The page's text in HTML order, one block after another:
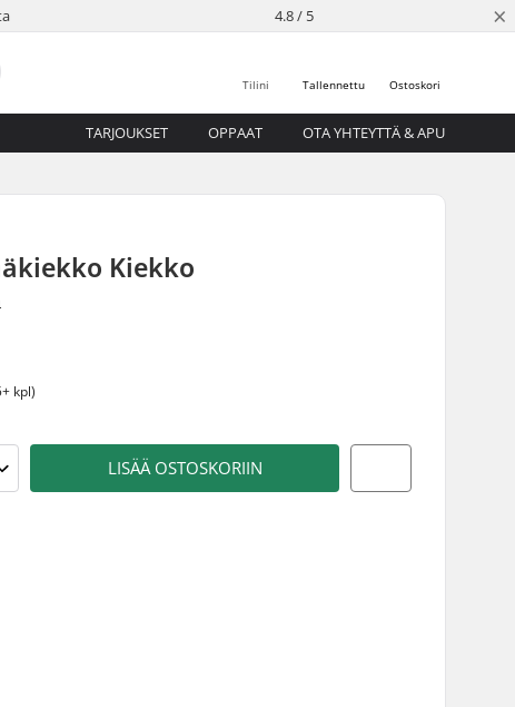
4.8 / 5 ×
Ostoskori
Tallennettu
Tilini
TARJOUKSET OPPAAT OTA YHTEYTTÄ & APU
Kiekko
kpl)
LISÄÄ OSTOSKORIIN